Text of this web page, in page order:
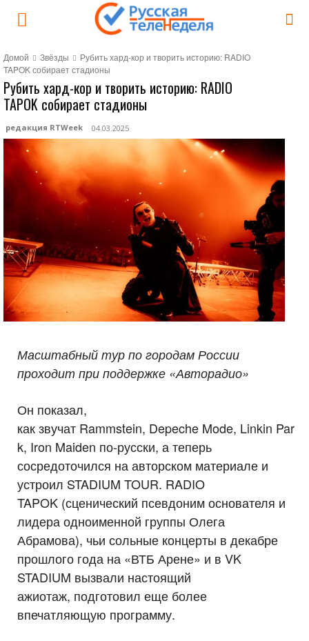
Домой Звёзды
Рубить хард-кор и творить историю: RADIO
TAPOK собирает стадионы
Рубить хард-кор и творить историю: RADIO
TAPOK собирает стадионы
редакция RTWeek 04.03.2025
Масштабный тур по городам России
проходит при поддержке «Авторадио»
Он показал,
как звучат Rammstein, Depeche Mode, Linkin Par
k, Iron Maiden по-русски, а теперь
сосредоточился на авторском материале и
устроил STADIUM TOUR. RADIO
TAPOK (сценический псевдоним основателя и
лидера одноименной группы Олега
Абрамова), чьи сольные концерты в декабре
прошлого года на «ВТБ Арене» и в VK
STADIUM вызвали настоящий
ажиотаж, подготовил еще более
впечатляющую программу.